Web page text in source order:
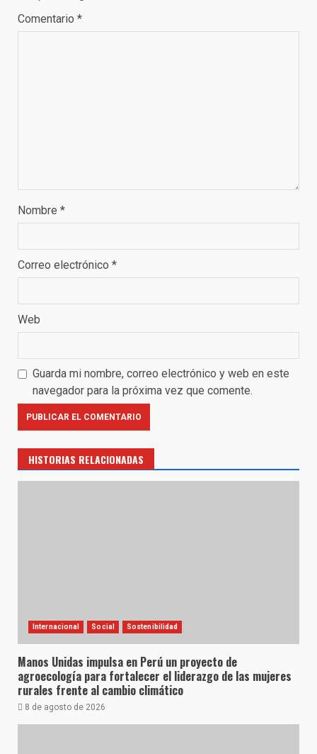
Comentario *
Nombre *
Correo electrónico *
Web
Guarda mi nombre, correo electrónico y web en este
navegador para la próxima vez que comente.
HISTORIAS RELACIONADAS
Internacional Social Sostenibilidad
Manos Unidas impulsa en Perú un proyecto de
agroecología para fortalecer el liderazgo de las mujeres
rurales frente al cambio climático
8 de agosto de 2026